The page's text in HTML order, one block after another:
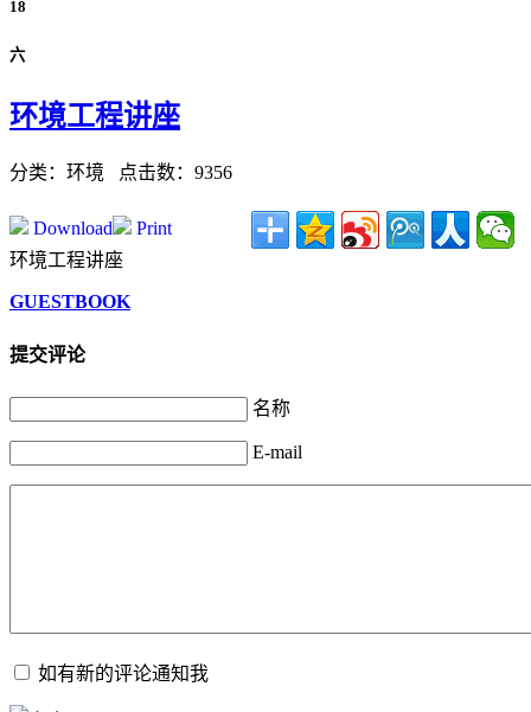
18
六
环境工程讲座
分类：环境 点击数：9356
Print
Download
环境工程讲座
GUESTBOOK
提交评论
名称
E-mail
如有新的评论通知我